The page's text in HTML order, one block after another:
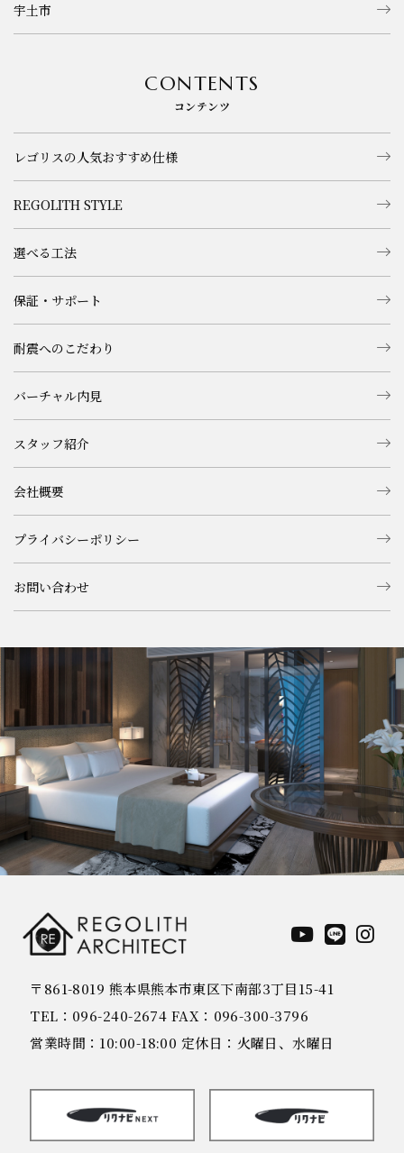
宇土市
CONTENTS
コンテンツ
レゴリスの人気おすすめ仕様
REGOLITH STYLE
選べる工法
保証・サポート
耐震へのこだわり
バーチャル内見
スタッフ紹介
会社概要
プライバシーポリシー
お問い合わせ
〒861-8019 熊本県熊本市東区下南部3丁目15-41
TEL：096-240-2674 FAX：096-300-3796
営業時間：10:00-18:00 定休日：火曜日、水曜日